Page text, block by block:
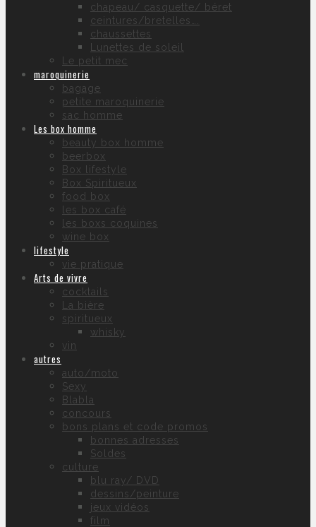
chapeau/ casquette/ béret
ceintures/bretelles….
chaussettes
Lunettes de soleil
Le petit mec
maroquinerie
bagage
petite maroquinerie
sac homme
Les box homme
beauty box homme
beerbox
Box lifestyle
Box Spiritueux
food box
les box café
les boxs coquines
wine box
lifestyle
vie pratique
Arts de vivre
cocktails
La bière
spiritueux
whisky
vin
autres
auto/moto
Sexy
Blabla
concours
bons plans et code promos
bonnes adresses
Soldes
culture
blu ray/ DVD
dessins/peinture
jeux vidéos
film